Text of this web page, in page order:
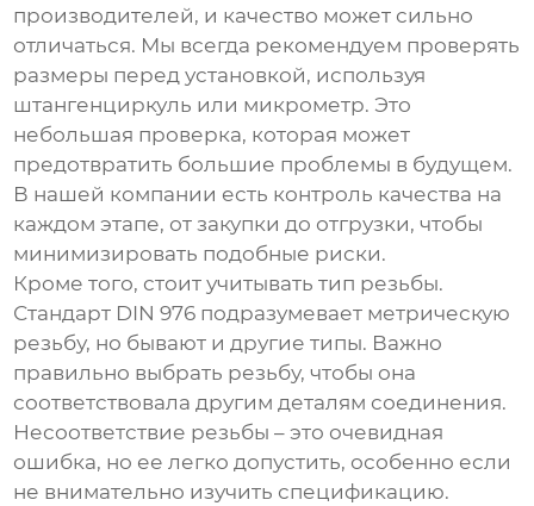
производителей, и качество может сильно
отличаться. Мы всегда рекомендуем проверять
размеры перед установкой, используя
штангенциркуль или микрометр. Это
небольшая проверка, которая может
предотвратить большие проблемы в будущем.
В нашей компании есть контроль качества на
каждом этапе, от закупки до отгрузки, чтобы
минимизировать подобные риски.
Кроме того, стоит учитывать тип резьбы.
Стандарт DIN 976 подразумевает метрическую
резьбу, но бывают и другие типы. Важно
правильно выбрать резьбу, чтобы она
соответствовала другим деталям соединения.
Несоответствие резьбы – это очевидная
ошибка, но ее легко допустить, особенно если
не внимательно изучить спецификацию.